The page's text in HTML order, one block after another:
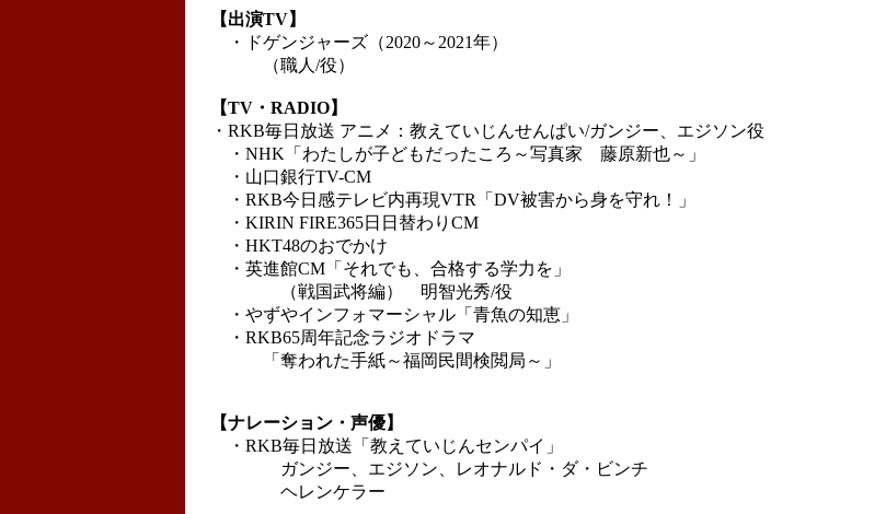
【出演TV】
・ドゲンジャーズ（2020～2021年）
（職人/役）
【TV・RADIO】
・RKB毎日放送 アニメ：教えていじんせんぱい/ガンジー、エジソン役
・NHK「わたしが子どもだったころ～写真家 藤原新也～」
・山口銀行TV-CM
・RKB今日感テレビ内再現VTR「DV被害から身を守れ！」
・KIRIN FIRE365日日替わりCM
・HKT48のおでかけ
・英進館CM「それでも、合格する学力を」
（戦国武将編） 明智光秀/役
・やずやインフォマーシャル「青魚の知恵」
・RKB65周年記念ラジオドラマ
「奪われた手紙～福岡民間検閲局～」
【ナレーション・声優】
・RKB毎日放送「教えていじんセンパイ」
ガンジー、エジソン、レオナルド・ダ・ビンチ
ヘレンケラー